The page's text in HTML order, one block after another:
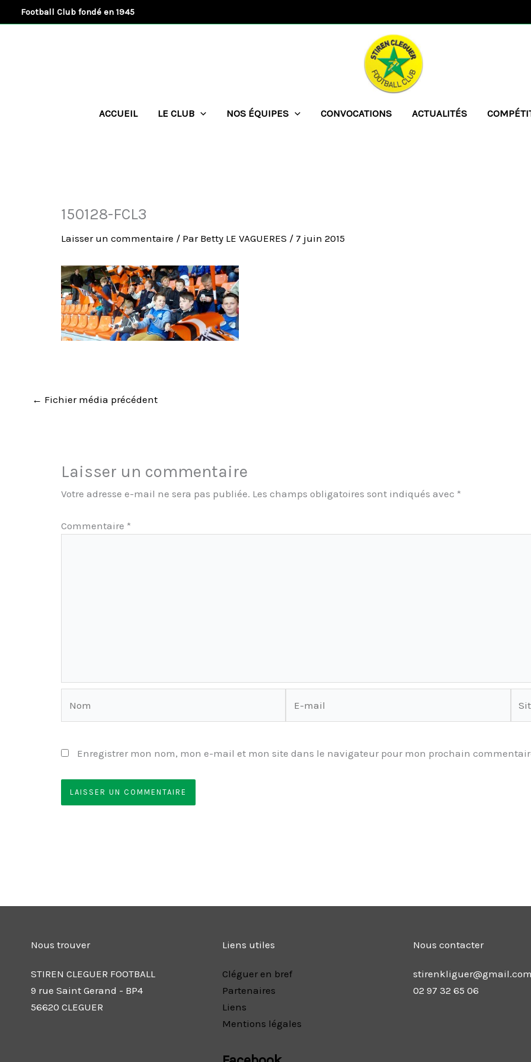
au
Football Club fondé en 1945
ACCUEIL LE CLUB NOS ÉQUIPES CONVOCATIONS ACTUALITÉS
150128-FCL3
Laisser un commentaire / Par Betty LE VAGUERES / 7 juin 2015
← Fichier média précédent
Laisser un commentaire
Votre adresse e-mail ne sera pas publiée. Les champs obligatoires sont indiqués avec *
Commentaire *
Enregistrer mon nom, mon e-mail et mon site dans le navigateur pour mon prochain
Nous trouver
STIREN CLEGUER FOOTBALL
9 rue Saint Gerand - BP4
56620 CLEGUER
Liens utiles
Cléguer en bref
Partenaires
Liens
Mentions légales
Nous contacter
02 97 32 65 06